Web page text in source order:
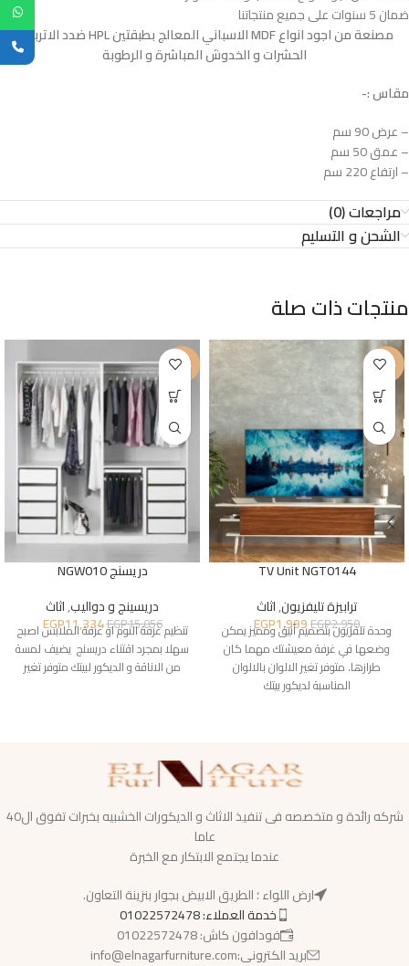
ضمان 5 سنوات على جميع منتجاتنا
مصنعة من اجود انواع MDF الاسباني المعالج بطبقتين HPL ضدد الاتربة و
الحشرات و الخدوش المباشرة و الرطوبة
مقاس :-
– عرض 90 سم
– عمق 50 سم
– ارتفاع 220 سم
مراجعات (0)
الشحن و التسليم
منتجات ذات صلة
-32%
TV Unit NGT0144
ترابيزة تليفزيون,اثاث
EGP2,950
EGP1,999
وحدة تلفزيون بتصميم أنيق ومميز يمكن
وضعها في غرفة معيشتك مهما كان
طرازها. متوفر تغير الالوان بالالوان
المناسبة لديكور بيتك
-25%
دريسنج NGW010
دريسينج و دواليب,اثاث
EGP15,056
EGP11,334
تنظيم غرفة النوم او غرفة الملابس اصبح
سهلا بمجرد اقتناء دريسنج يضيف لمسة
من الاناقة و الديكور لبيتك متوفر تغير
شركه رائدة و متخصصه فى تنفيذ الاثاث و الديكورات الخشبيه بخبرات تفوق ال40
عاما
عندما يجتمع الابتكار مع الخبرة
ارض اللواء ؛ الطريق الابيض بجوار بنزينة التعاون.
خدمة العملاء: 01022572478
فودافون كاش: 01022572478
بريد الكترونى:info@elnagarfurniture.com